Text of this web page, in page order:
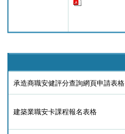
承造商職安健評分查詢網頁申請表格
建築業職安卡課程報名表格